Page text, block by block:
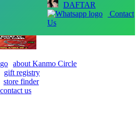
DAFTAR
Contact
Us
about Kanmo Circle
gift registry
store finder
contact us